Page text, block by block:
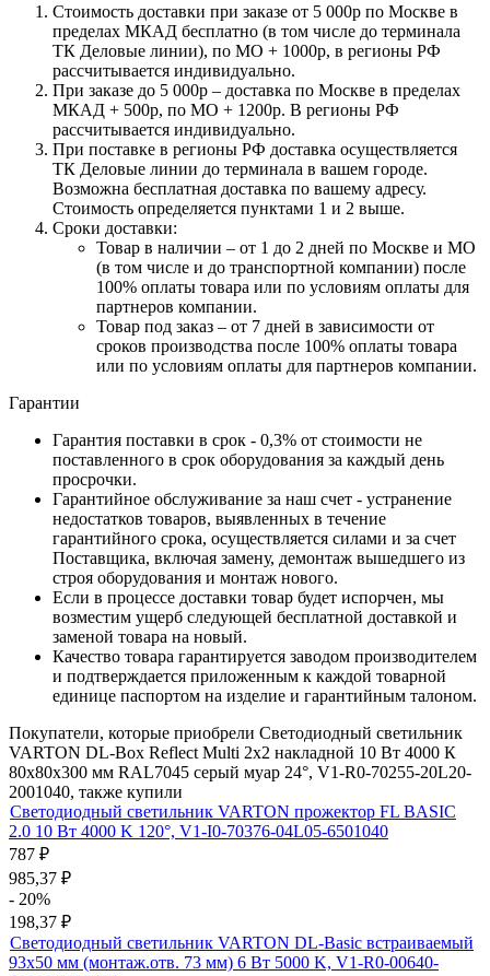
Стоимость доставки при заказе от 5 000р по Москве в
пределах МКАД бесплатно (в том числе до терминала
ТК Деловые линии), по МО + 1000р, в регионы РФ
рассчитывается индивидуально.
При заказе до 5 000р – доставка по Москве в пределах
МКАД + 500р, по МО + 1200р. В регионы РФ
рассчитывается индивидуально.
При поставке в регионы РФ доставка осуществляется
ТК Деловые линии до терминала в вашем городе.
Возможна бесплатная доставка по вашему адресу.
Стоимость определяется пунктами 1 и 2 выше.
Сроки доставки:
Товар в наличии – от 1 до 2 дней по Москве и МО
(в том числе и до транспортной компании) после
100% оплаты товара или по условиям оплаты для
партнеров компании.
Товар под заказ – от 7 дней в зависимости от
сроков производства после 100% оплаты товара
или по условиям оплаты для партнеров компании.
Гарантии
Гарантия поставки в срок - 0,3% от стоимости не
поставленного в срок оборудования за каждый день
просрочки.
Гарантийное обслуживание за наш счет - устранение
недостатков товаров, выявленных в течение
гарантийного срока, осуществляется силами и за счет
Поставщика, включая замену, демонтаж вышедшего из
строя оборудования и монтаж нового.
Если в процессе доставки товар будет испорчен, мы
возместим ущерб следующей бесплатной доставкой и
заменой товара на новый.
Качество товара гарантируется заводом производителем
и подтверждается приложенным к каждой товарной
единице паспортом на изделие и гарантийным талоном.
Покупатели, которые приобрели Светодиодный светильник
VARTON DL-Box Reflect Multi 2x2 накладной 10 Вт 4000 К
80х80х300 мм RAL7045 серый муар 24°, V1-R0-70255-20L20-
2001040, также купили
Светодиодный светильник VARTON прожектор FL BASIC
2.0 10 Вт 4000 K 120°, V1-I0-70376-04L05-6501040
787 ₽
985,37 ₽
- 20%
198,37 ₽
Светодиодный светильник VARTON DL-Basic встраиваемый
93х50 мм (монтаж.отв. 73 мм) 6 Вт 5000 K, V1-R0-00640-